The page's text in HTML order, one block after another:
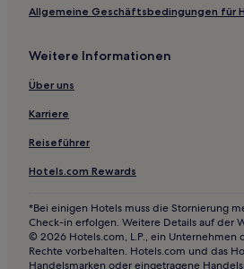
Allgemeine Geschäftsbedingungen für
Weitere Informationen
Über uns
Karriere
Reiseführer
Hotels.com Rewards
*Bei einigen Hotels muss die Stornierung
Check-in erfolgen. Weitere Details auf der
© 2026 Hotels.com, L.P., ein Unternehmen
Rechte vorbehalten. Hotels.com und das
Handelsmarken oder eingetragene